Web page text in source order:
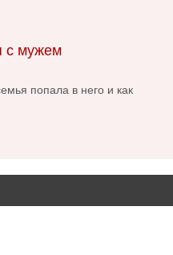
с мужем
попала в него и как